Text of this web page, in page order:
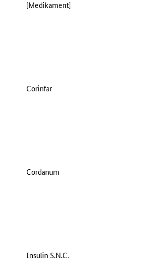
[Medikament]
Corinfar
Cordanum
Insulin S.N.C.